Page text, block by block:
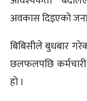
अवकास दिइएको
बिबिसीले बुधबार
छलफलपछि कर्मचारी
हो ।